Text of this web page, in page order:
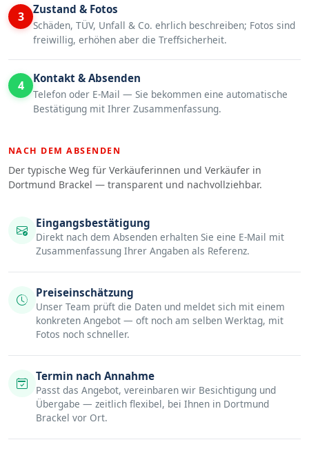
3 Zustand & Fotos
Schäden, TÜV, Unfall & Co. ehrlich beschreiben; Fotos sind
freiwillig, erhöhen aber die Treffsicherheit.
4 Kontakt & Absenden
Telefon oder E-Mail — Sie bekommen eine automatische
Bestätigung mit Ihrer Zusammenfassung.
NACH DEM ABSENDEN
Der typische Weg für Verkäuferinnen und Verkäufer in
Dortmund Brackel — transparent und nachvollziehbar.
Eingangsbestätigung
Direkt nach dem Absenden erhalten Sie eine E-Mail mit
Zusammenfassung Ihrer Angaben als Referenz.
Preiseinschätzung
Unser Team prüft die Daten und meldet sich mit einem
konkreten Angebot — oft noch am selben Werktag, mit
Fotos noch schneller.
Termin nach Annahme
Passt das Angebot, vereinbaren wir Besichtigung und
Übergabe — zeitlich flexibel, bei Ihnen in Dortmund
Brackel vor Ort.